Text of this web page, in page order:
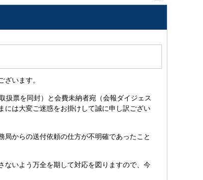
います。
扱票を同封）と会費未納者宛（会報ダイジェス
には大変ご迷惑をお掛けして誠に申し訳ござい
からの送付依頼の仕方が不明確であったこと
ないよう万全を期して対応を図りますので、今